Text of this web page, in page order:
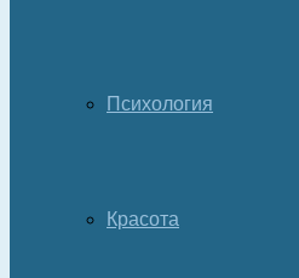
Психология
Красота